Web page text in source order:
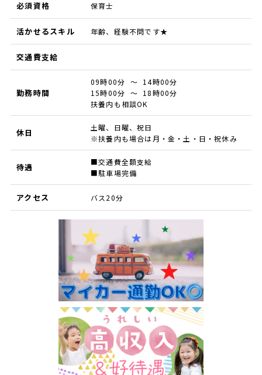
必須資格 保育士
活かせるスキル 年齢、経験不問です★
交通費支給
勤務時間
09時00分 ～ 14時00分
15時00分 ～ 18時00分
扶養内も相談OK
休日
土曜、日曜、祝日
※扶養内も場合は月・金・土・日・祝休み
待遇
■交通費全額支給
■駐車場完備
アクセス バス20分